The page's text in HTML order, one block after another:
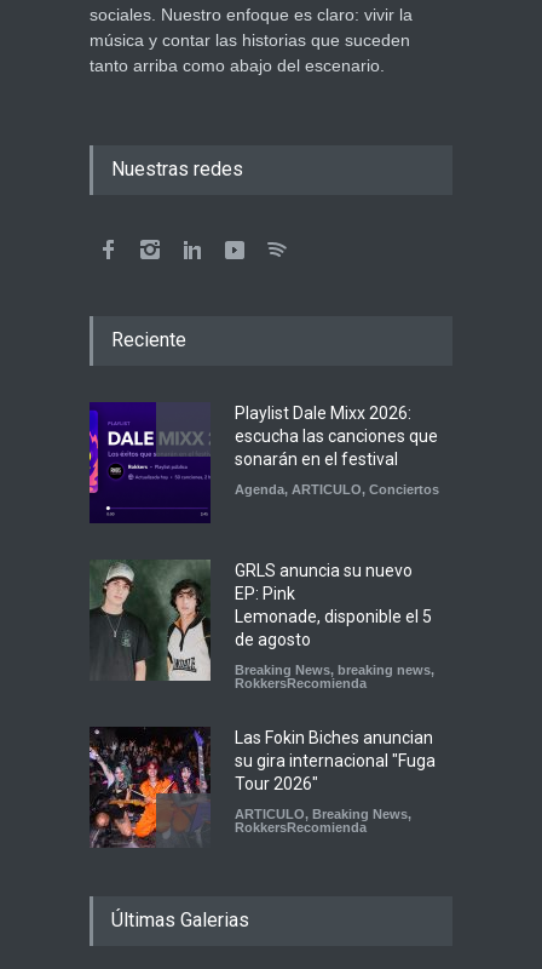
sociales. Nuestro enfoque es claro: vivir la
música y contar las historias que suceden
tanto arriba como abajo del escenario.
Nuestras redes
Reciente
Playlist Dale Mixx 2026:
escucha las canciones que
sonarán en el festival
Agenda, ARTICULO, Conciertos
GRLS anuncia su nuevo
EP: Pink
Lemonade, disponible el 5
de agosto
Breaking News, breaking news,
RokkersRecomienda
Las Fokin Biches anuncian
su gira internacional "Fuga
Tour 2026"
ARTICULO, Breaking News,
RokkersRecomienda
nuevo de Psychedelic Porn
Últimas Galerias